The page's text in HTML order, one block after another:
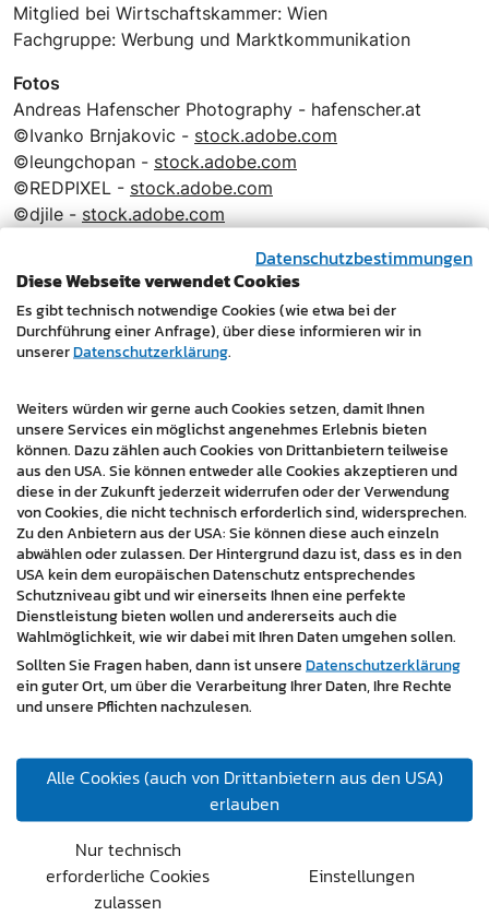
Mitglied bei Wirtschaftskammer: Wien
Fachgruppe: Werbung und Marktkommunikation
Fotos
Andreas Hafenscher Photography - hafenscher.at
©Ivanko Brnjakovic - stock.adobe.com
©leungchopan - stock.adobe.com
©REDPIXEL - stock.adobe.com
©djile -stock.adobe.com
stock.adobe.com
©That Stock Company -stock.adobe.com
©chokniti -stock.adobe.com
©Rawpixel Ltd. -stock.adobe.com
Icons:www.iconfinder.com
Copyright
Alle Daten dieser Website sind urheberrechtlich
geschützt. Jede Bearbeitung, Vervielfältigung,
Verbreitung und/oder öffentliche Wiedergabe
unabhängig vom verwendeten Medium stellt einen
Urheberrechts-Verstoß dar. Für Freigaben wenden Sie
sich bitte aninfo@masterdesign.at.
Haftungsausschluss
Trotz sorgfältiger inhaltlicher Kontrolle übernehmen wir
keine Haftung für die Inhalte externer Links. Für den
Betreiber verantwortlich.
Datenschutzbestimmungen
Diese Webseite verwendet Cookies
Es gibt technisch notwendige Cookies (wie etwa bei der
Durchführung einer Anfrage), über diese informieren wir in
unsererDatenschutzerklärung.
Weiters würden wir gerne auch Cookies setzen, damit Ihnen
unsere Services ein möglichst angenehmes Erlebnis bieten
können. Dazu zählen auch Cookies von Drittanbietern teilweise
aus den USA. Sie können entweder alle Cookies akzeptieren und
diese in der Zukunft jederzeit widerrufen oder der Verwendung
von Cookies, die nicht technisch erforderlich sind, widersprechen.
Zu den Anbietern aus der USA: Sie können diese auch einzeln
abwählen oder zulassen. Der Hintergrund dazu ist, dass es in den
USA kein dem europäischen Datenschutz entsprechendes
Schutzniveau gibt und wir einerseits Ihnen eine perfekte
Dienstleistung bieten wollen und andererseits auch die
Wahlmöglichkeit, wie wir dabei mit Ihren Daten umgehen sollen.
Sollten Sie Fragen haben, dann ist unsereDatenschutzerklärung
ein guter Ort, um über die Verarbeitung Ihrer Daten, Ihre Rechte
und unsere Pflichten nachzulesen.
Alle Cookies (auch von Drittanbietern aus den USA)
erlauben
Nur technisch
erforderliche Cookies
zulassen
Einstellungen